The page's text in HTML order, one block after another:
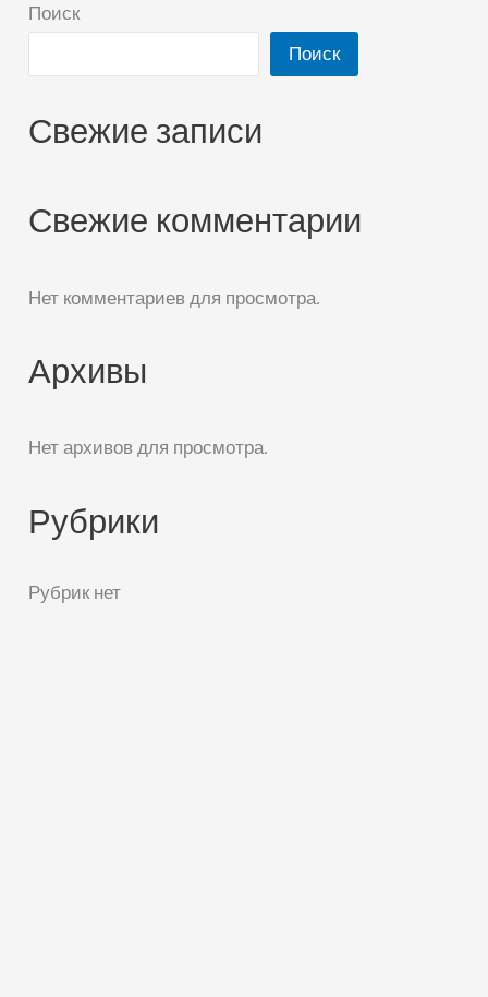
Поиск
Поиск
Свежие записи
Свежие комментарии
Нет комментариев для просмотра.
Архивы
Нет архивов для просмотра.
Рубрики
Рубрик нет